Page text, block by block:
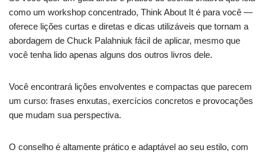
como um workshop concentrado, Think About It é para você —
oferece lições curtas e diretas e dicas utilizáveis que tornam a
abordagem de Chuck Palahniuk fácil de aplicar, mesmo que
você tenha lido apenas alguns dos outros livros dele.
Você encontrará lições envolventes e compactas que parecem
um curso: frases enxutas, exercícios concretos e provocações
que mudam sua perspectiva.
O conselho é altamente prático e adaptável ao seu estilo, com